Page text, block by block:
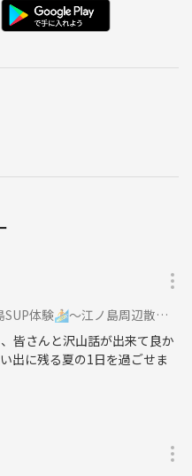
体験🏄〜江ノ島周辺散策に参加
皆さんと沢山話が出来て良か
出に残る夏の1日を過ごせま